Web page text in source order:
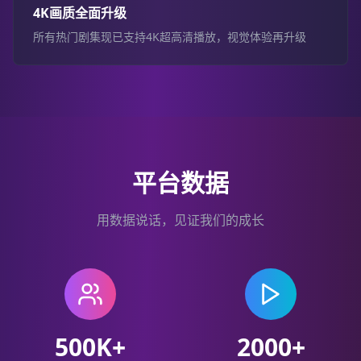
4K画质全面升级
所有热门剧集现已支持4K超高清播放，视觉体验再升级
平台数据
用数据说话，见证我们的成长
500K+ 2000+